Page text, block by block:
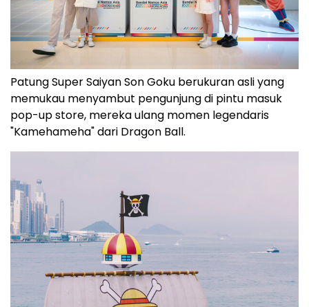
Patung Super Saiyan Son Goku berukuran asli yang
memukau menyambut pengunjung di pintu masuk
pop-up store, mereka ulang momen legendaris
"Kamehameha" dari Dragon Ball.